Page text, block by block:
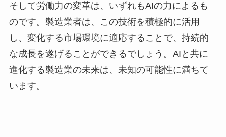
そして労働力の変革は、いずれもAIの力によるも
のです。製造業者は、この技術を積極的に活用
し、変化する市場環境に適応することで、持続的
な成長を遂げることができるでしょう。AIと共に
進化する製造業の未来は、未知の可能性に満ちて
います。